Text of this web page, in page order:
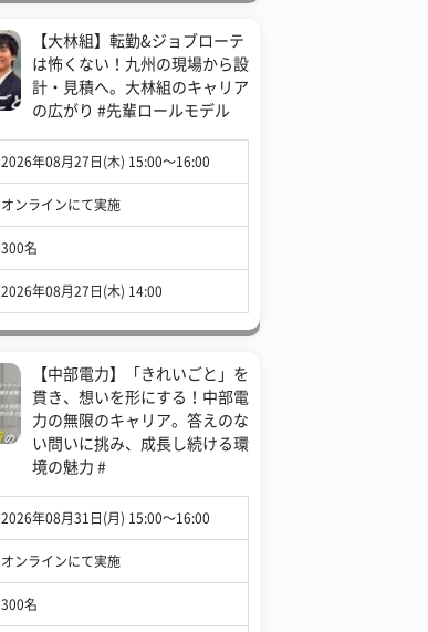
【大林組】転勤&ジョブローテ
は怖くない！九州の現場から設
計・見積へ。大林組のキャリア
の広がり #先輩ロールモデル
2026年08月27日(木) 15:00〜16:00
オンラインにて実施
300名
2026年08月27日(木) 14:00
【中部電力】「きれいごと」を
貫き、想いを形にする！中部電
力の無限のキャリア。答えのな
い問いに挑み、成長し続ける環
境の魅力 #
2026年08月31日(月) 15:00〜16:00
オンラインにて実施
300名